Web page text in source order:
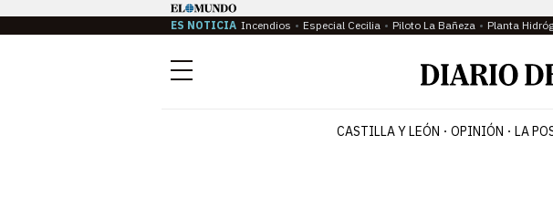
ES NOTICIA Incendios Especial Cecilia Piloto La Bañeza Planta
Menú
CASTILLA Y LEÓN OPINIÓN LA